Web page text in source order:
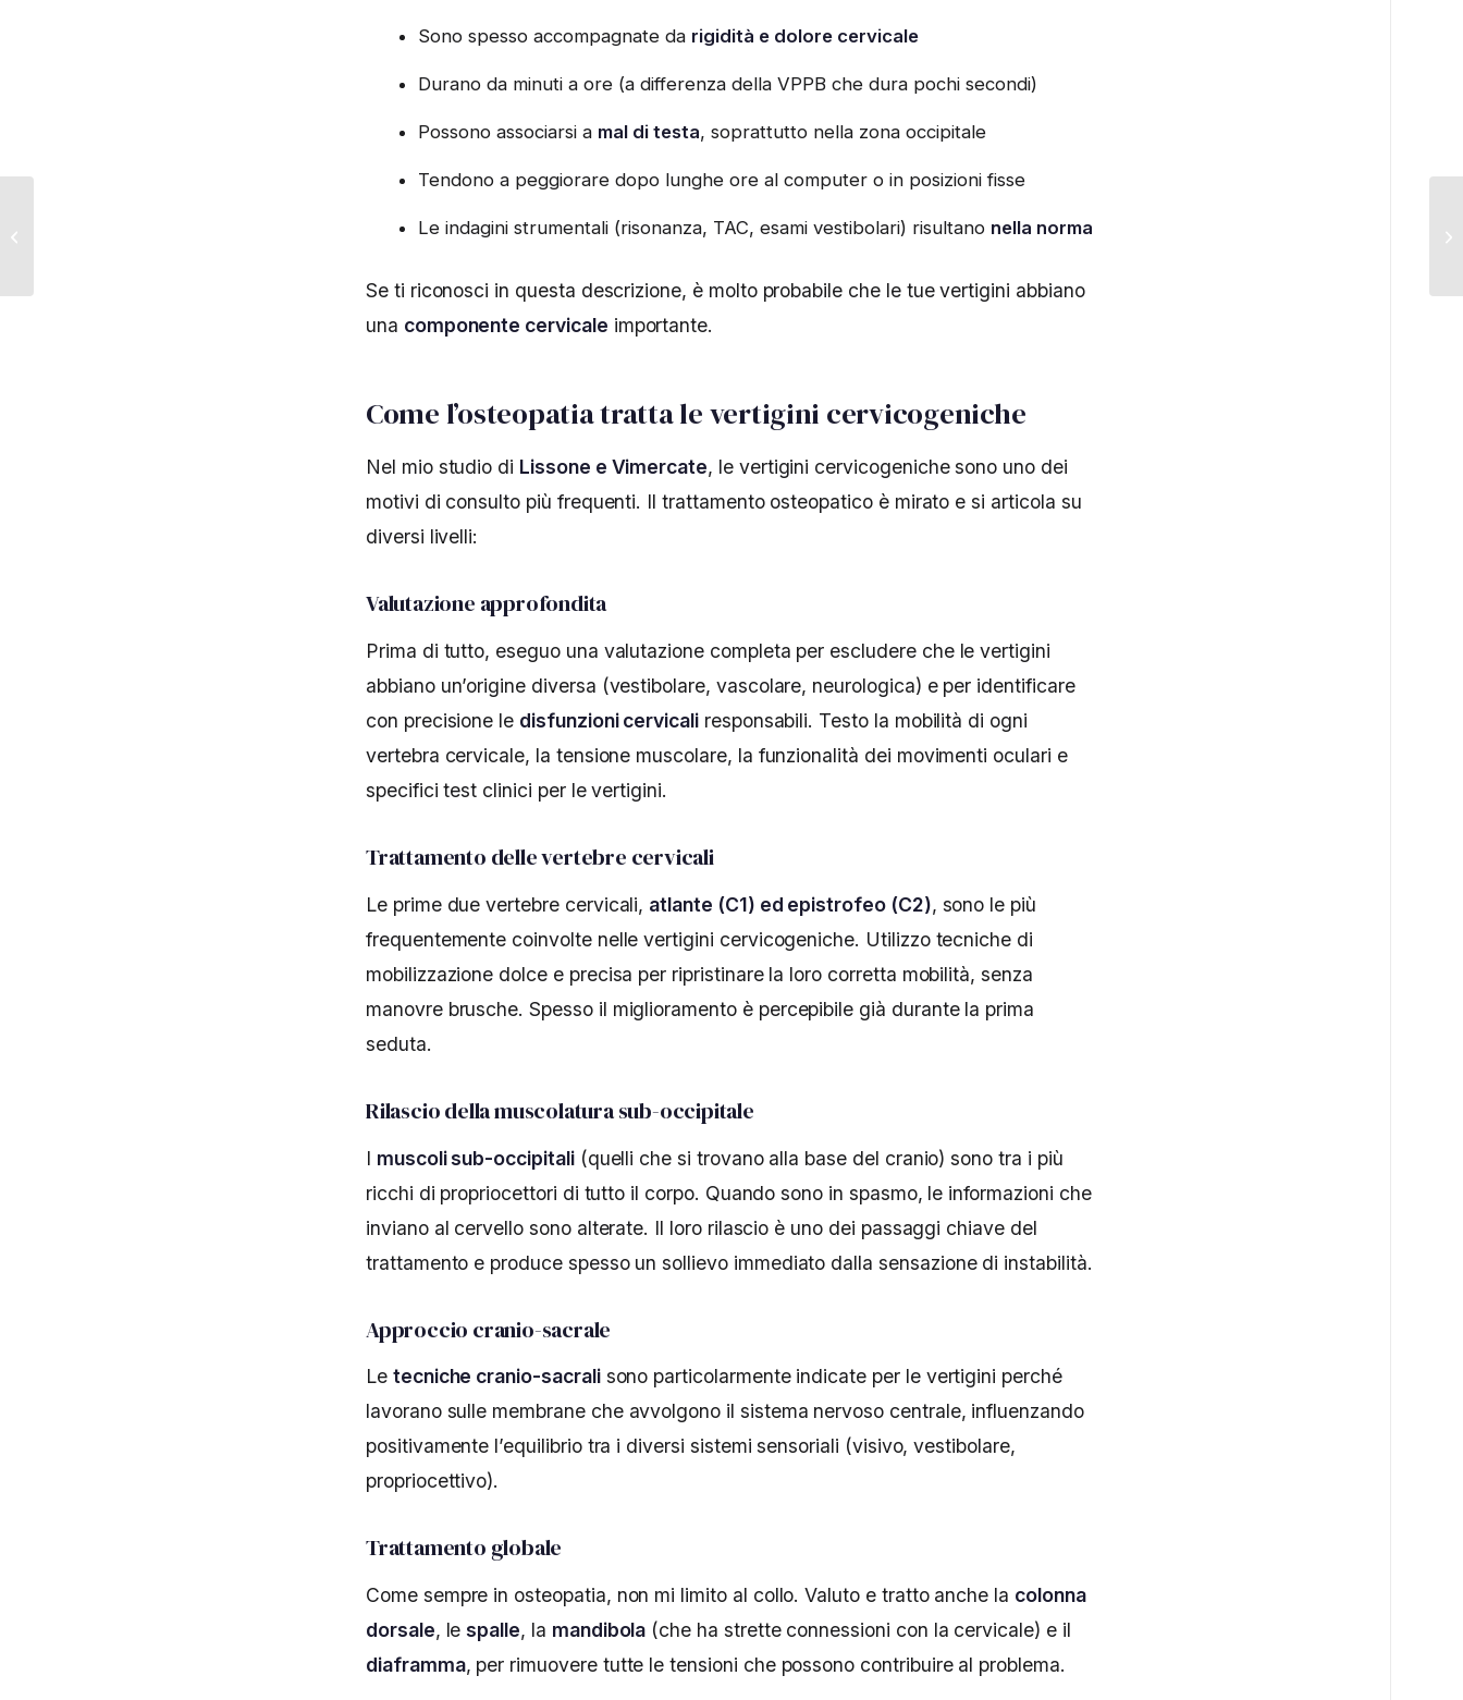
Sono spesso accompagnate da rigidità e dolore cervicale
Durano da minuti a ore (a differenza della VPPB che dura pochi secondi)
Possono associarsi a mal di testa, soprattutto nella zona occipitale
Tendono a peggiorare dopo lunghe ore al computer o in posizioni fisse
Le indagini strumentali (risonanza, TAC, esami vestibolari) risultano nella norma
Se ti riconosci in questa descrizione, è molto probabile che le tue vertigini abbiano
una componente cervicale importante.
Come l’osteopatia tratta le vertigini cervicogeniche
Nel mio studio di Lissone e Vimercate, le vertigini cervicogeniche sono uno dei
motivi di consulto più frequenti. Il trattamento osteopatico è mirato e si articola su
diversi livelli:
Valutazione approfondita
Prima di tutto, eseguo una valutazione completa per escludere che le vertigini
abbiano un’origine diversa (vestibolare, vascolare, neurologica) e per identificare
con precisione le disfunzioni cervicaliresponsabili. Testo la mobilità di ogni
vertebra cervicale, la tensione muscolare, la funzionalità dei movimenti oculari e
specifici test clinici per le vertigini.
Trattamento delle vertebre cervicali
Le prime due vertebre cervicali, atlante (C1) ed epistrofeo (C2), sono le più
frequentemente coinvolte nelle vertigini cervicogeniche. Utilizzo tecniche di
mobilizzazione dolce e precisa per ripristinare la loro corretta mobilità, senza
manovre brusche. Spesso il miglioramento è percepibile già durante la prima
seduta.
Rilascio della muscolatura sub-occipitale
I muscoli sub-occipitali(quelli che si trovano alla base del cranio) sono tra i più
ricchi di propriocettori di tutto il corpo. Quando sono in spasmo, le informazioni che
inviano al cervello sono alterate. Il loro rilascio è uno dei passaggi chiave del
trattamento e produce spesso un sollievo immediato dalla sensazione di instabilità.
Approccio cranio-sacrale
Le tecniche cranio-sacralisono particolarmente indicate per le vertigini perché
lavorano sulle membrane che avvolgono il sistema nervoso centrale, influenzando
positivamente l’equilibrio tra i diversi sistemi sensoriali (visivo, vestibolare,
propriocettivo).
Trattamento globale
Come sempre in osteopatia, non mi limito al collo. Valuto e tratto anche la colonna
dorsale, lespalle, la mandibola (che ha strette connessioni con la cervicale) e il
diaframma, per rimuovere tutte le tensioni che possono contribuire al problema.